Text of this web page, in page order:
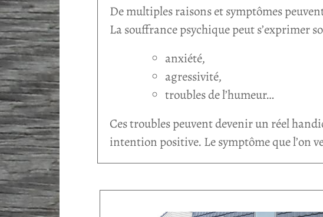
De multiples raisons et symptômes
La souffrance psychique peut s’exprimer
anxiété,
agressivité,
troubles de l’humeur…
Ces troubles peuvent devenir un réel
intention positive. Le symptôme que l’on